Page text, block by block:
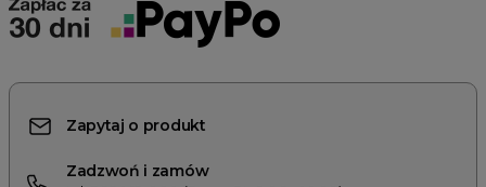
Zapytaj o produkt
Zadzwoń i zamów